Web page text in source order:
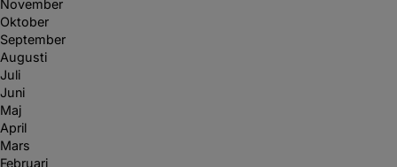
November
Oktober
September
Augusti
Juli
Juni
Maj
April
Mars
Februari